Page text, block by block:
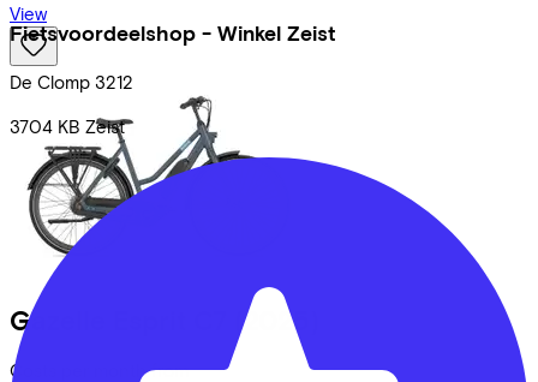
Fietsvoordeelshop - Winkel Zeist
De Clomp 3212
3704 KB Zeist
View
Gazelle (2025)
Costs per month from